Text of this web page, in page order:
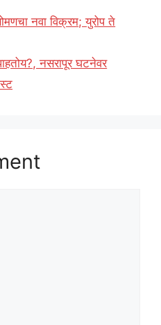
नवा विक्रम; युरोप ते
नसरापूर घटनेवर